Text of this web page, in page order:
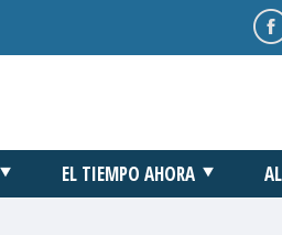
EL TIEMPO AHORA